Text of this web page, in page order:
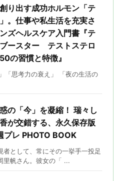
り出す成功ホルモン「テ
。仕事や私生活を充実さ
ズヘルスケア入門書『テ
ースター テストステロ
の習慣と特徴』
「思考力の衰え」 「夜の生活の
の「今」を凝縮！ 瑞々し
が交錯する、永久保存版
プレ PHOTO BOOK
者として、常にその一挙手一投足
里帆さん。彼女の「 ...